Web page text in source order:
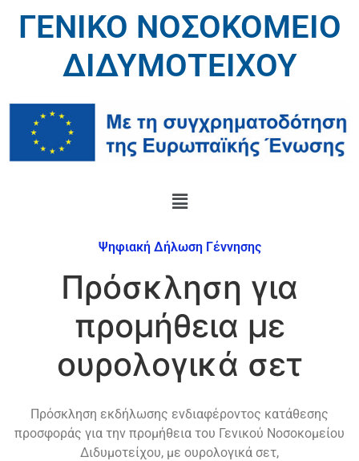
ΓΕΝΙΚΟ ΝΟΣΟΚΟΜΕΙΟ
ΔΙΔΥΜΟΤΕΙΧΟΥ
Ψηφιακή Δήλωση Γέννησης
Πρόσκληση για
προμήθεια με
ουρολογικά σετ
Πρόσκληση εκδήλωσης ενδιαφέροντος κατάθεσης
προσφοράς για την προμήθεια του Γενικού Νοσοκομείου
Διδυμοτείχου, με ουρολογικά σετ,